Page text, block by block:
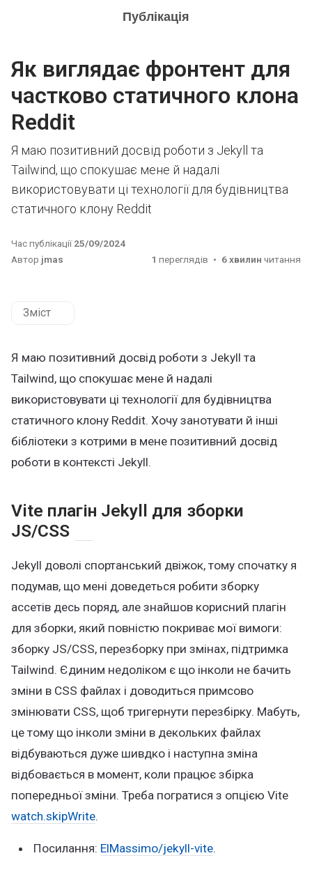
Публікація
Як виглядає фронтент для
частково статичного клона
Reddit
Я маю позитивний досвід роботи з Jekyll та
Tailwind, що спокушає мене й надалі
використовувати ці технології для будівництва
статичного клону Reddit
Час публікації25/09/2024
Автор jmas 1 переглядів 6 хвилин читання
Зміст
Я маю позитивний досвід роботи з Jekyll та
Tailwind, що спокушає мене й надалі
використовувати ці технології для будівництва
статичного клону Reddit. Хочу занотувати й інші
бібліотеки з котрими в мене позитивний досвід
роботи в контексті Jekyll.
Vite плагін Jekyll для зборки
JS/CSS
Jekyll доволі спортанський двіжок, тому спочатку я
подумав, що мені доведеться робити зборку
ассетів десь поряд, але знайшов корисний плагін
для зборки, який повністю покриває мої вимоги:
зборку JS/CSS, перезборку при змінах, підтримка
Tailwind. Єдиним недоліком є що інколи не бачить
зміни в CSS файлах і доводиться примсово
змінювати CSS, щоб тригернути перезбірку. Мабуть,
це тому що інколи зміни в декольких файлах
відбуваються дуже шивдко і наступна зміна
відбовається в момент, коли працює збірка
попередньої зміни. Треба погратися з опцією Vite
watch.skipWrite.
Посилання: ElMassimo/jekyll-vite.